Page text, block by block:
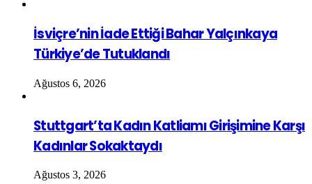
İsviçre’nin İade Ettiği Bahar Yalçınkaya
Türkiye’de Tutuklandı
Ağustos 6, 2026
Stuttgart’ta Kadın Katliamı Girişimine Karşı
Kadınlar Sokaktaydı
Ağustos 3, 2026